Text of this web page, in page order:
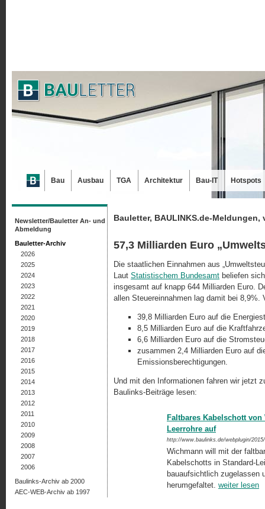
Bauletter, BAULINKS.de-Meldungen,
57,3 Milliarden Euro
Die staatlichen Einnahmen aus
Laut Statistischem Bundesamt beliefen
insgesamt auf knapp 644 Milliarden Euro.
allen Steuereinnahmen lag damit bei 8,9%.
39,8 Milliarden Euro auf die
8,5 Milliarden Euro auf die
6,6 Milliarden Euro auf die
zusammen 2,4 Milliarden Euro auf
Emissionsberechtigungen.
Und mit den Informationen fahren wir jetzt
Baulinks-Beiträge lesen:
Faltbares Kabelschott
Leerrohre auf
http://www.baulinks.de/webplugin/
Wichmann will mit der
Kabelschotts in Standard-
bauaufsichtlich zugelassen
herumgefaltet. weiter lesen
Newsletter/Bauletter An- und
Abmeldung
Bauletter-Archiv
2026
2025
2024
2023
2022
2021
2020
2019
2018
2017
2016
2015
2014
2013
2012
2011
2010
2009
2008
2007
2006
Baulinks-Archiv ab 2000
AEC-WEB-Archiv ab 1997
Bau Ausbau TGA Architektur Bau-IT Hotspots